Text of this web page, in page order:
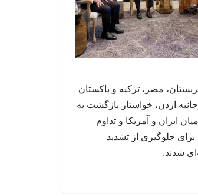
مصر، ترکیه و پاکستان
اردن، خواستار بازگشت به
ایران و آمریکا و تداوم
جلوگیری از تشدید
شدند.